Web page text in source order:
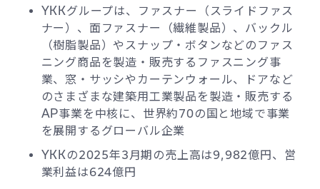
YKKグループは、ファスナー（スライドファス
ナー）、面ファスナー（繊維製品）、バックル
（樹脂製品）やスナップ・ボタンなどのファス
ニング商品を製造・販売するファスニング事
業、窓・サッシやカーテンウォール、ドアなど
のさまざまな建築用工業製品を製造・販売する
AP事業を中核に、世界約70の国と地域で事業
を展開するグローバル企業
YKKの2025年3月期の売上高は9,982億円、営
業利益は624億円